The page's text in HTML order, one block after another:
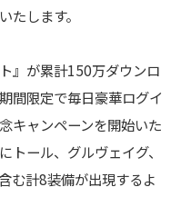
たします。
』が累計150万ダウンロ
間限定で毎日豪華ログイ
キャンペーンを開始いた
トール、グルヴェイグ、
む計8装備が出現するよ